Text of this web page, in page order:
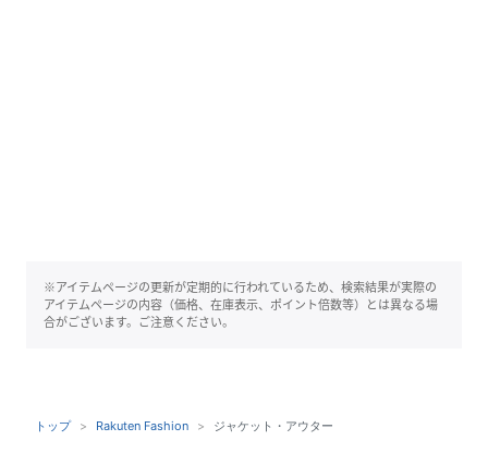
※アイテムページの更新が定期的に行われているため、検索結果が実際の
アイテムページの内容（価格、在庫表示、ポイント倍数等）とは異なる場
合がございます。ご注意ください。
トップ Rakuten Fashion ジャケット・アウター